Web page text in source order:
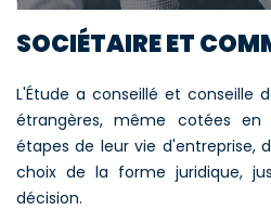
SOCIÉTAIRE ET
L'Étude a conseillé et conseille
étrangères, même cotées
étapes de leur vie d'entreprise,
choix de la forme juridique,
décision.